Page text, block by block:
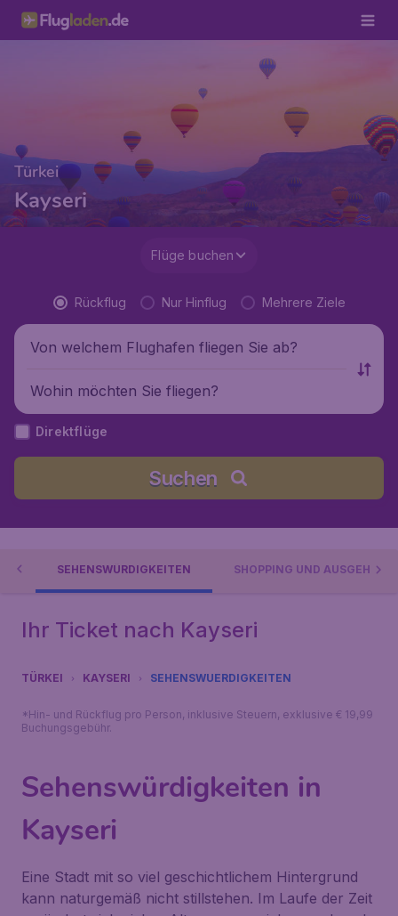
Türkei
Kayseri
Flüge buchen
Rückflug Nur Hinflug Mehrere Ziele
Von welchem Flughafen fliegen Sie ab?
Wohin möchten Sie fliegen?
Direktflüge
Suchen
SEHENSWÜRDIGKEITEN SHOPPING UND AUSGEHEN
Ihr Ticket nach Kayseri
TÜRKEI KAYSERI SEHENSWUERDIGKEITEN
*Hin- und Rückflug pro Person, inklusive Steuern, exklusive € 19,99
Buchungsgebühr.
Sehenswürdigkeiten in
Kayseri
Eine Stadt mit so viel geschichtlichem Hintergrund
kann naturgemäß nicht stillstehen. Im Laufe der Zeit